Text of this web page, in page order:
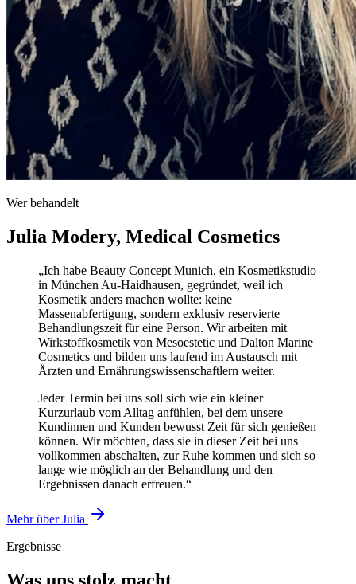
Wer behandelt
Julia Modery, Medical Cosmetics
„Ich habe Beauty Concept Munich, ein Kosmetikstudio
in München Au-Haidhausen, gegründet, weil ich
Kosmetik anders machen wollte: keine
Massenabfertigung, sondern exklusiv reservierte
Behandlungszeit für eine Person. Wir arbeiten mit
Wirkstoffkosmetik von Mesoestetic und Dalton Marine
Cosmetics und bilden uns laufend im Austausch mit
Ärzten und Ernährungswissenschaftlern weiter.
Jeder Termin bei uns soll sich wie ein kleiner
Kurzurlaub vom Alltag anfühlen, bei dem unsere
Kundinnen und Kunden bewusst Zeit für sich genießen
können. Wir möchten, dass sie in dieser Zeit bei uns
vollkommen abschalten, zur Ruhe kommen und sich so
lange wie möglich an der Behandlung und den
Ergebnissen danach erfreuen.“
Mehr über Julia
Ergebnisse
Was uns stolz macht